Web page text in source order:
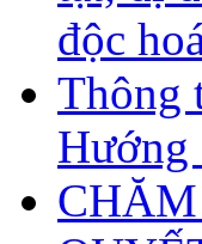
độc
Thông
Hướng